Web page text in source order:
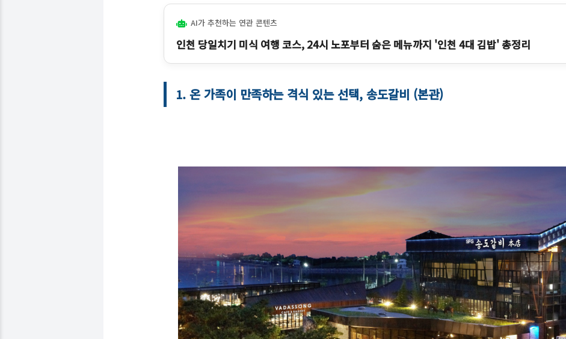
AI가 추천하는 연관 콘텐츠
인천 당일치기 미식 여행 코스, 24시 노포부터 숨은 메뉴까지 '인천 4대 김밥' 총정리
1. 온 가족이 만족하는 격식 있는 선택, 송도갈비 (본관)